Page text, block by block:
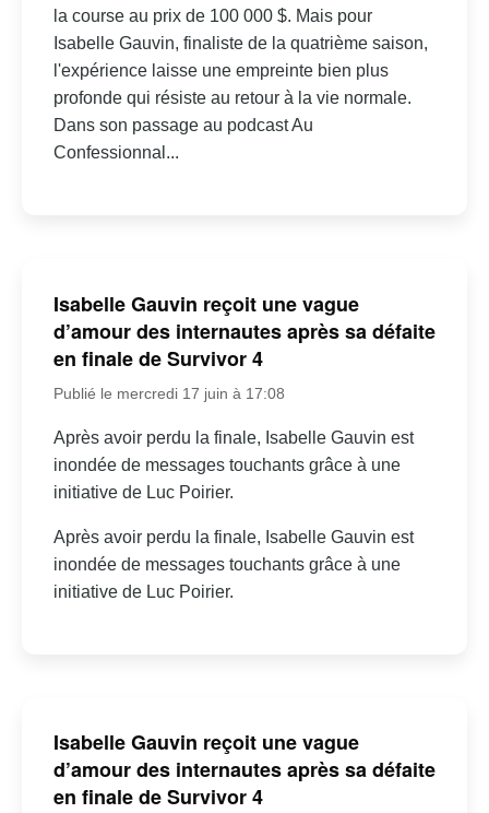
la course au prix de 100 000 $. Mais pour
Isabelle Gauvin, finaliste de la quatrième saison,
l'expérience laisse une empreinte bien plus
profonde qui résiste au retour à la vie normale.
Dans son passage au podcast Au
Confessionnal...
Isabelle Gauvin reçoit une vague
d’amour des internautes après sa défaite
en finale de Survivor 4
Publié le mercredi 17 juin à 17:08
Après avoir perdu la finale, Isabelle Gauvin est
inondée de messages touchants grâce à une
initiative de Luc Poirier.
Après avoir perdu la finale, Isabelle Gauvin est
inondée de messages touchants grâce à une
initiative de Luc Poirier.
Isabelle Gauvin reçoit une vague
d’amour des internautes après sa défaite
en finale de Survivor 4